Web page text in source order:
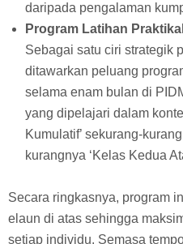
daripada pengalaman
Program Latihan Praktikal
Sebagai satu ciri strategik
ditawarkan peluang
selama enam bulan di
yang dipelajari dalam
Kumulatif’ sekurang-
kurangnya ‘Kelas Kedua
Secara ringkasnya, program
elaun di atas sehingga
setiap individu. Semasa